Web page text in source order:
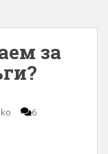
за
6